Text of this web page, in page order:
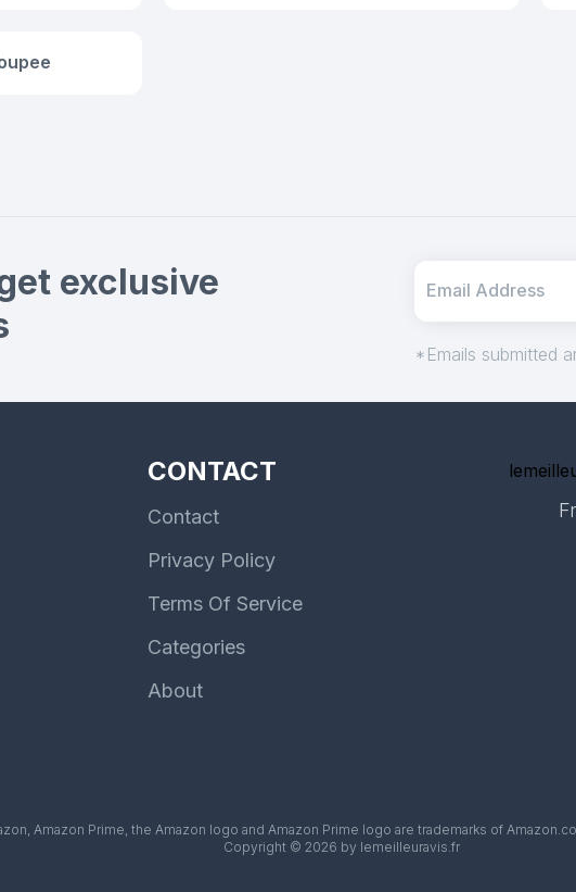
exclusive
*Emails submitted
CONTACT
Contact
Privacy Policy
Terms Of Service
Categories
About
Amazon Prime, the Amazon logo and Amazon Prime logo are trademarks of
Copyright © 2026 by lemeilleuravis.fr